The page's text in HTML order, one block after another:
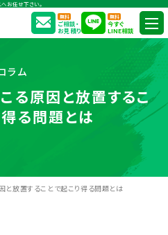
お任せ下さい。
無料
ご相談・
お見積り
無料
今すぐ
LINE相談
ラム
る原因と放置するこ
る問題とは
と放置することで起こり得る問題とは